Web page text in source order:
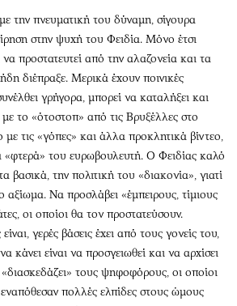
την πνευματική του δύναμη, σίγουρα
στην ψυχή του Φειδία. Μόνο έτσι
προστατευτεί από την αλαζονεία και τα
διέπραξε. Μερικά έχουν ποινικές
γρήγορα, μπορεί να καταλήξει και
το «ότοστοπ» από τις Βρυξέλλες στο
με τις «γόπες» και άλλα προκλητικά βίντεο,
του ευρωβουλευτή. Ο Φειδίας καλό
βασικά, την πολιτική του «διακονία», γιατί
αξίωμα. Να προσλάβει «έμπειρους, τίμιους
οι οποίοι θα τον προστατεύσουν.
γερές βάσεις έχει από τους γονείς του,
κάνει είναι να προσγειωθεί και να αρχίσει
τους ψηφοφόρους, οι οποίοι
πολλές ελπίδες στους ώμους